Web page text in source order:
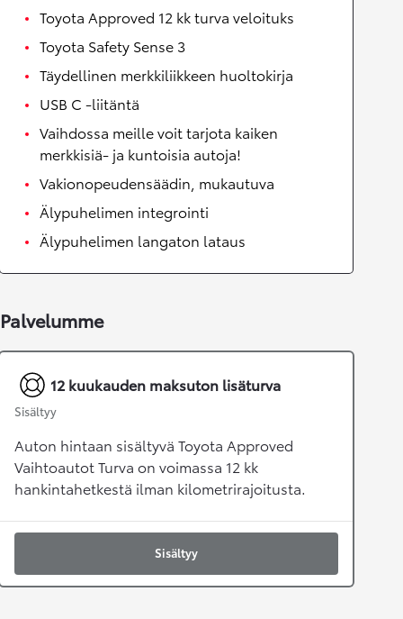
Toyota Approved 12 kk turva veloituks
Toyota Safety Sense 3
Täydellinen merkkiliikkeen huoltokirja
USB C -liitäntä
Vaihdossa meille voit tarjota kaiken
merkkisiä- ja kuntoisia autoja!
Vakionopeudensäädin, mukautuva
Älypuhelimen integrointi
Älypuhelimen langaton lataus
Palvelumme
12 kuukauden maksuton lisäturva
Sisältyy
Auton hintaan sisältyvä Toyota Approved
Vaihtoautot Turva on voimassa 12 kk
hankintahetkestä ilman kilometrirajoitusta.
Sisältyy